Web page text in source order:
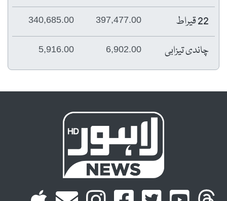
22 قیراط 397,477.00
340,685.00
چاندی تیزابی 6,902.00
5,916.00